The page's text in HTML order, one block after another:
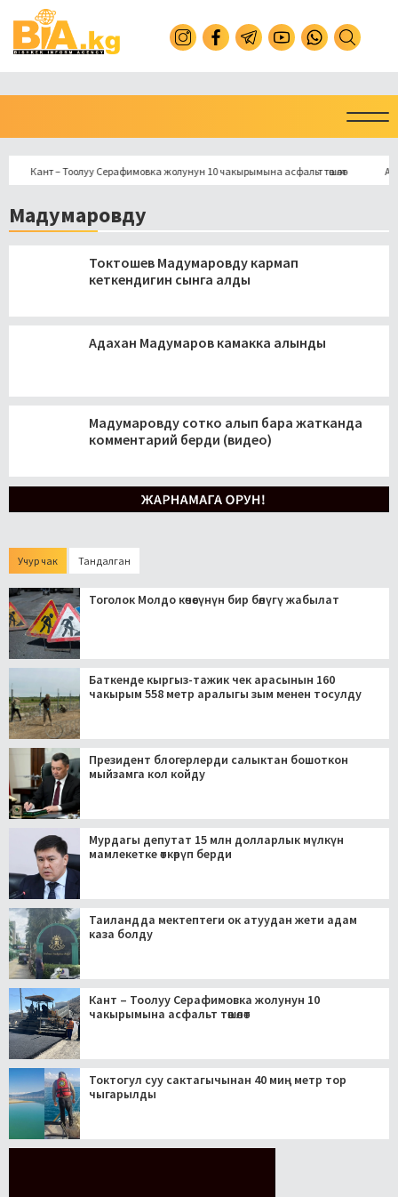
Кант – Тоолуу Серафимовка жолунун 10 чакырымына асфальт төшөлөт
Мадумаровду
Токтошев Мадумаровду кармап
кеткендигин сынга алды
Адахан Мадумаров камакка алынды
Мадумаровду сотко алып бара жатканда
комментарий берди (видео)
Учур чак Тандалган
Тоголок Молдо көчөсүнүн бир бөлүгү жабылат
Баткенде кыргыз-тажик чек арасынын 160
чакырым 558 метр аралыгы зым менен тосулду
Президент блогерлерди салыктан бошоткон
мыйзамга кол койду
Мурдагы депутат 15 млн долларлык мүлкүн
мамлекетке өткөрүп берди
Таиландда мектептеги ок атуудан жети адам
каза болду
Кант – Тоолуу Серафимовка жолунун 10
чакырымына асфальт төшөлөт
Токтогул суу сактагычынан 40 миң метр тор
чыгарылды